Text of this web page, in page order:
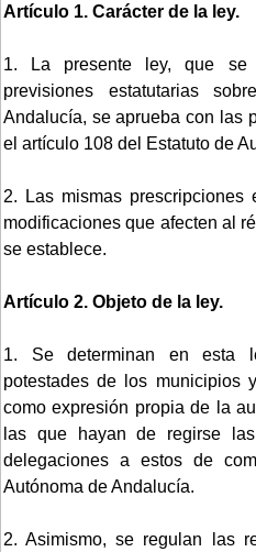
Artículo 1. Carácter de la ley.
1. La presente ley, que
previsiones estatutarias
Andalucía, se aprueba con las
el artículo 108 del Estatuto de
2. Las mismas prescripciones
modificaciones que afecten al
se establece.
Artículo 2. Objeto de la ley.
1. Se determinan en esta
potestades de los municipios
como expresión propia de la
las que hayan de regirse
delegaciones a estos de
Autónoma de Andalucía.
2. Asimismo, se regulan las